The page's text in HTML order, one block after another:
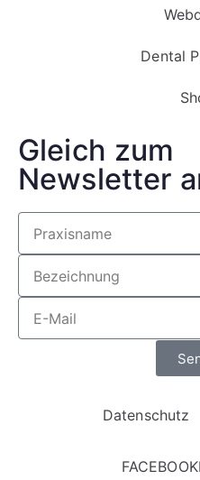
Gleich zum
Newsletter
Dental
Datenschutz
FACEBOOK